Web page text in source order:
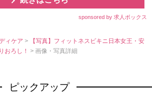
sponsored by 求人ボックス
ィケア>
【写真】フィットネスビキニ日本女王・安
おろし！> 画像・写真詳細
ピックアップ